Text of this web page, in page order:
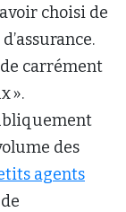
choisi de
carrément
».
des
agents